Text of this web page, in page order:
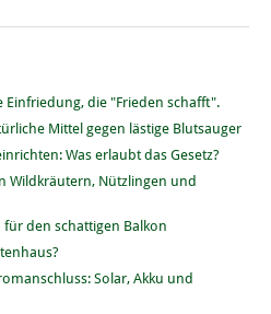
Einfriedung, die "Frieden schafft".
Mittel gegen lästige Blutsauger
Was erlaubt das Gesetz?
Wildkräutern, Nützlingen und
den schattigen Balkon
Solar, Akku und